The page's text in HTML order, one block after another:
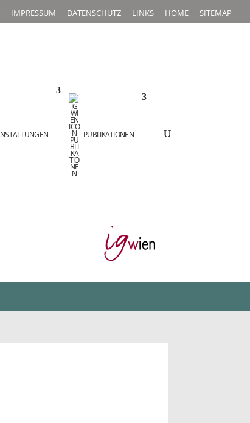
IMPRESSUM DATENSCHUTZ LINKS HOME SITEMAP
PUBLIKATIONEN